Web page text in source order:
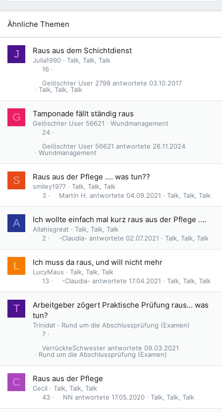
Ähnliche Themen
J Raus aus dem Schichtdienst
Julia1990
Talk, Talk, Talk
16
Talk, Talk, Talk
03.10.2017
Gelöschter User 2798
G Tamponade fällt ständig raus
Gelöschter User 56621
Wundmanagement
24
Wundmanagement
26.11.2024
Gelöschter User 56621
S Raus aus der Pflege .... was tun??
smiley1977
Talk, Talk, Talk
3
Talk, Talk, Talk
04.09.2021
Martin H.
A Ich wollte einfach mal kurz raus aus der Pflege ….
Allahisgreat
Talk, Talk, Talk
2
Talk, Talk, Talk
02.07.2021
-Claudia-
L Ich muss da raus, und will nicht mehr
LucyMaus
Talk, Talk, Talk
13
Talk, Talk, Talk
17.04.2021
-Claudia-
T
Arbeitgeber zögert Praktische Prüfung raus... was
tun?
Trinidat
Rund um die Abschlussprüfung (Examen)
7
Rund um die Abschlussprüfung (Examen)
09.03.2021
VerrückteSchwester
C Raus aus der Pflege
Cecil
Talk, Talk, Talk
43
Talk, Talk, Talk
17.05.2020
NN